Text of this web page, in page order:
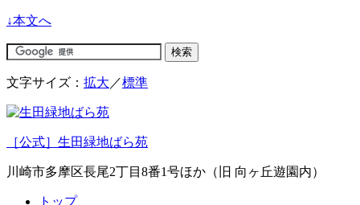
↓本文へ
文字サイズ： 拡大 ／標準
［公式］生田緑地ばら苑
川崎市多摩区長尾2丁目8番1号ほか（旧 向ヶ丘遊園内）
トップ